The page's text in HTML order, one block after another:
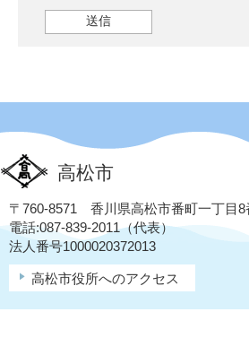
高松市
〒760-8571 香川県高松市番町一丁目8
電話:087-839-2011（代表）
法人番号1000020372013
高松市役所へのアクセス